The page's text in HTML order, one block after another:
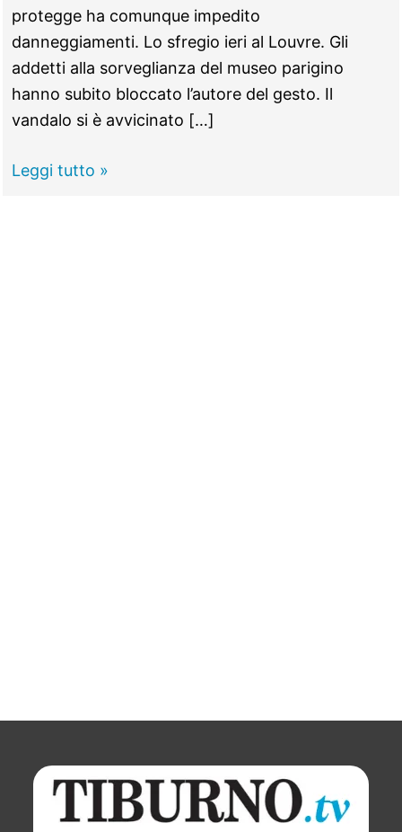
protegge ha comunque impedito
danneggiamenti. Lo sfregio ieri al Louvre. Gli
addetti alla sorveglianza del museo parigino
hanno subito bloccato l’autore del gesto. Il
vandalo si è avvicinato […]
Torta
Leggi tutto »